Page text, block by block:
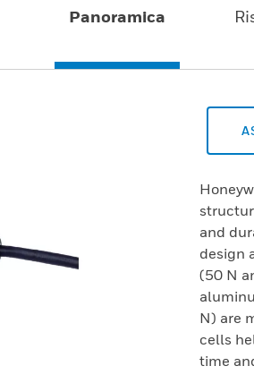
Panoramica
and
design
(50 N
N) are
cells
time